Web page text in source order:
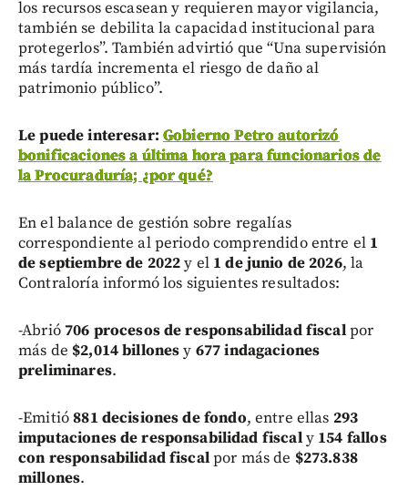
los recursos escasean y requieren mayor vigilancia,
también se debilita la capacidad institucional para
protegerlos”. También advirtió que “Una supervisión
más tardía incrementa el riesgo de daño al
patrimonio público”.
Le puede interesar: Gobierno Petro autorizó
bonificaciones a última hora para funcionarios de
la Procuraduría; ¿por qué?
En el balance de gestión sobre regalías
correspondiente al periodo comprendido entre el 1
de septiembre de 2022y el 1 de junio de 2026, la
Contraloría informó los siguientes resultados:
-Abrió706 procesos de responsabilidad fiscalpor
más de $2,014 billonesy 677 indagaciones
preliminares.
-Emitió881 decisiones de fondo, entre ellas 293
imputaciones de responsabilidad fiscaly 154 fallos
con responsabilidad fiscalpor más de $273.838
millones.